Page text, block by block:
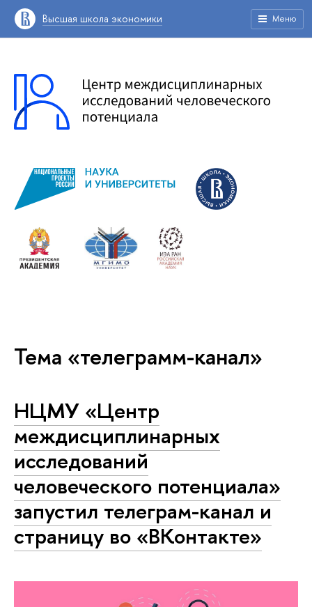
Высшая школа экономики Меню
Тема «телеграмм-канал»
НЦМУ «Центр
междисциплинарных
исследований
человеческого потенциала»
запустил телеграм-канал и
страницу во «ВКонтакте»